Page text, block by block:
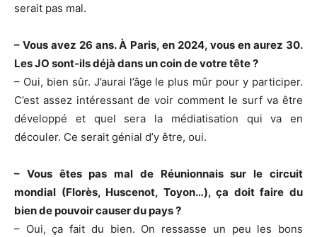
serait pas mal.
– Vous avez 26 ans. À Paris, en 2024, vous en aurez 30.
Les JO sont-ils déjà dans un coin de votre tête ?
– Oui, bien sûr. J’aurai l’âge le plus mûr pour y participer.
C’est assez intéressant de voir comment le surf va être
développé et quel sera la médiatisation qui va en
découler. Ce serait génial d’y être, oui.
– Vous êtes pas mal de Réunionnais sur le circuit
mondial (Florès, Huscenot, Toyon…), ça doit faire du
bien de pouvoir causer du pays ?
– Oui, ça fait du bien. On ressasse un peu les bons